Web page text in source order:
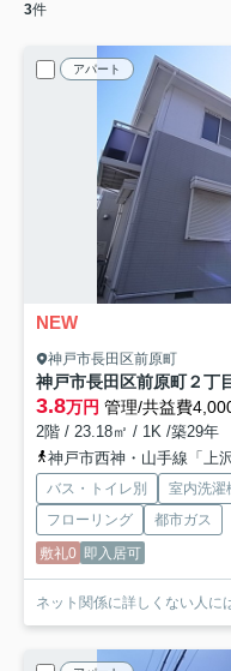
3件
アパート
NEW
神戸市長田区前原町
神戸市長田区前原町２丁
3.8万円 管理/共益費
2階 / 23.18㎡ / 1K /築29年
神戸市西神・山手線「上
バス・トイレ別 室内洗濯
フローリング
都市ガス
敷礼0 即入居可
ネット関係に詳しくない人に